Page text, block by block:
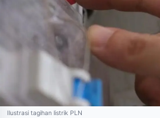
Ilustrasi tagihan listrik PLN